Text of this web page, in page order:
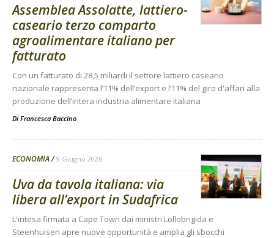
Assemblea Assolatte, lattiero-
caseario terzo comparto
agroalimentare italiano per
fatturato
Con un fatturato di 28,5 miliardi il settore lattiero caseario
nazionale rappresenta l’11% dell’export e l’11% del giro d'affari alla
produzione dell’intera industria alimentare italiana
Di Francesca Baccino
ECONOMIA 9 Giugno 2026
Uva da tavola italiana: via
libera all’export in Sudafrica
L'intesa firmata a Cape Town dai ministri Lollobrigida e
Steenhuisen apre nuove opportunità e amplia gli sbocchi